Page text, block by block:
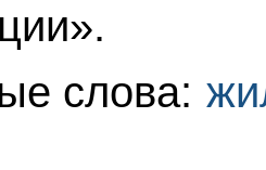
слова: